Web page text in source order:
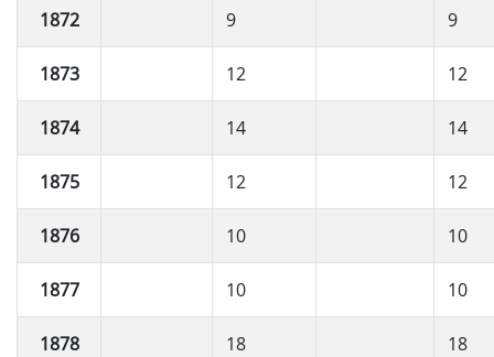
1872 9 9
1873 12 12
1874 14 14
1875 12 12
1876 10 10
1877 10 10
1878 18 18